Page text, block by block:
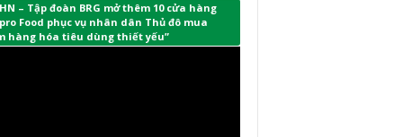
– Tập đoàn BRG mở thêm 10 cửa hàng
Food phục vụ nhân dân Thủ đô mua
hàng hóa tiêu dùng thiết yếu”